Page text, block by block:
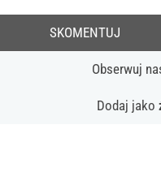
Obserwuj
Dodaj jako
SKOMENTUJ